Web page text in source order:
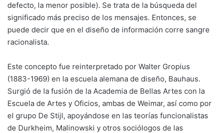
defecto, la menor posible). Se trata de la búsqueda del
significado más preciso de los mensajes. Entonces, se
puede decir que en el diseño de información corre sangre
racionalista.
Este concepto fue reinterpretado por Walter Gropius
(1883-1969) en la escuela alemana de diseño, Bauhaus.
Surgió de la fusión de la Academia de Bellas Artes con la
Escuela de Artes y Oficios, ambas de Weimar, así como por
el grupo De Stijl, apoyándose en las teorías funcionalistas
de Durkheim, Malinowski y otros sociólogos de las